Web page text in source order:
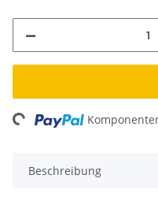
Beschreibung